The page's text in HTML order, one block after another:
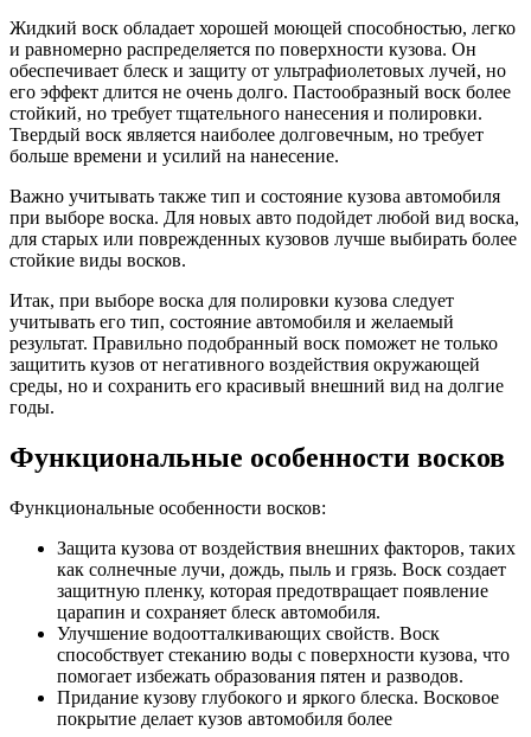
Жидкий воск обладает хорошей моющей способностью, легко
и равномерно распределяется по поверхности кузова. Он
обеспечивает блеск и защиту от ультрафиолетовых лучей, но
его эффект длится не очень долго. Пастообразный воск более
стойкий, но требует тщательного нанесения и полировки.
Твердый воск является наиболее долговечным, но требует
больше времени и усилий на нанесение.
Важно учитывать также тип и состояние кузова автомобиля
при выборе воска. Для новых авто подойдет любой вид воска,
для старых или поврежденных кузовов лучше выбирать более
стойкие виды восков.
Итак, при выборе воска для полировки кузова следует
учитывать его тип, состояние автомобиля и желаемый
результат. Правильно подобранный воск поможет не только
защитить кузов от негативного воздействия окружающей
среды, но и сохранить его красивый внешний вид на долгие
годы.
Функциональные особенности восков
Функциональные особенности восков:
Защита кузова от воздействия внешних факторов, таких
как солнечные лучи, дождь, пыль и грязь. Воск создает
защитную пленку, которая предотвращает появление
царапин и сохраняет блеск автомобиля.
Улучшение водоотталкивающих свойств. Воск
способствует стеканию воды с поверхности кузова, что
помогает избежать образования пятен и разводов.
Придание кузову глубокого и яркого блеска. Восковое
покрытие делает кузов автомобиля более